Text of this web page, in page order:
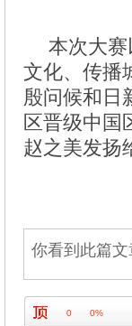
本次大
文化、传播
殷问候和日
区晋级中国
赵之美发扬
你看到此篇文
0 0%